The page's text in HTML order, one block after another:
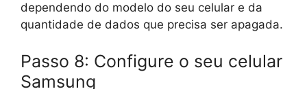
dependendo do modelo do seu celular e da
quantidade de dados que precisa ser apagada.
Passo 8: Configure o seu celular
Samsung